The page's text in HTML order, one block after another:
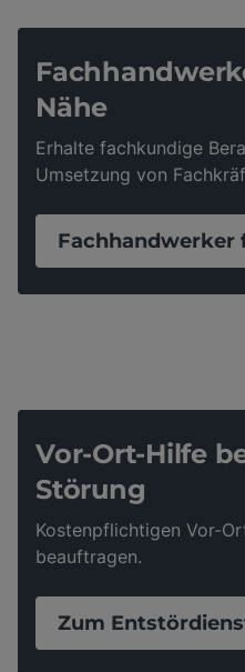
Nähe
Erhalte fachkundige
Umsetzung von
Fachhandwerker
Vor-Ort-Hilfe
Störung
Kostenpflichtigen Vor-
beauftragen.
Zum